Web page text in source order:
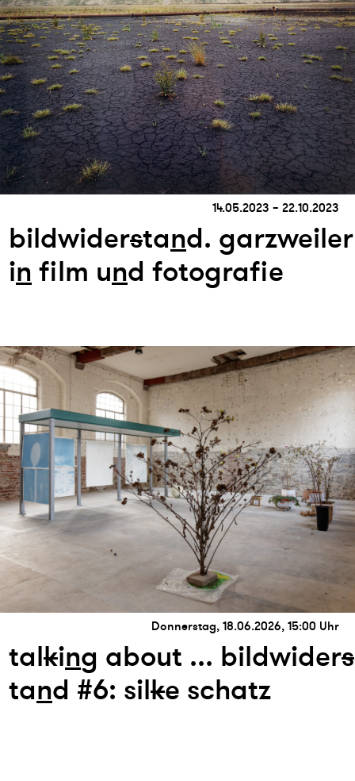
14.05.2023 – 22.10.2023
bildwiderstand. garzweiler
in film und fotografie
Donnerstag, 18.06.2026, 15:00 Uhr
talking about ... bildwiders
tand #6: silke schatz